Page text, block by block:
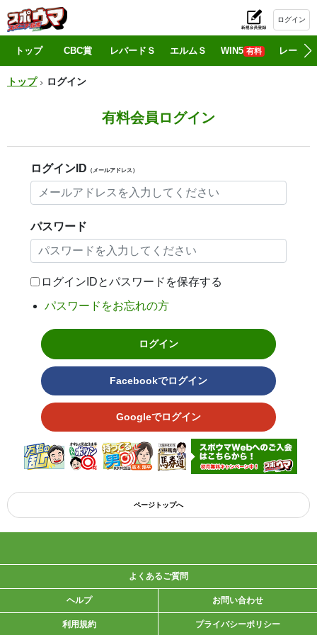
ログイン
トップ CBC賞 レパードＳ エルムＳ WIN5 有料 レース
トップ ログイン
有料会員ログイン
ログインID （メールアドレス）
パスワード
ログインIDとパスワードを保存する
パスワードをお忘れの方
ログイン
Facebookでログイン
Googleでログイン
ページトップへ
よくあるご質問
ヘルプ お問い合わせ
利用規約 プライバシーポリシー